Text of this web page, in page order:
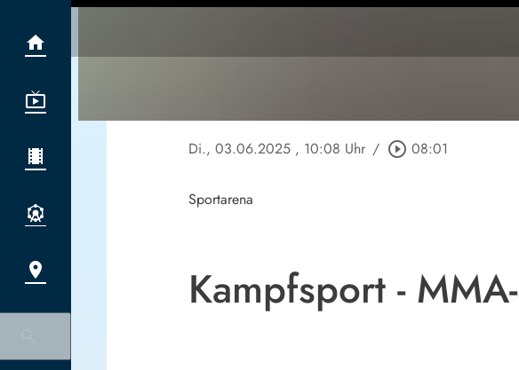
Di., 03.06.2025 , 10:08 Uhr / play_circle_outline 08:01
Sportarena
Kampfsport -